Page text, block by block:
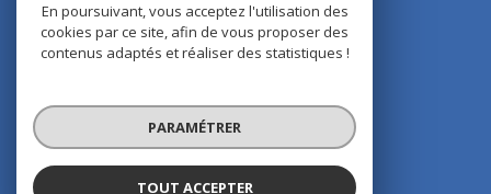
Cookies
© 2026 | Tous droits réservés
Réalisé par
En poursuivant, vous acceptez l'utilisation des
cookies par ce site, afin de vous proposer des
contenus adaptés et réaliser des statistiques !
PARAMÉTRER
TOUT ACCEPTER